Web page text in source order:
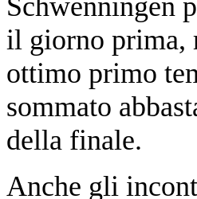
il giorno prima,
ottimo primo
sommato
della finale.
Anche gli